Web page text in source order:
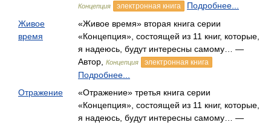
Концепция электронная книга
Подробнее...
Живое
время
«Живое время» вторая книга серии
«Концепция», состоящей из 11 книг, которые,
я надеюсь, будут интересны самому… —
Автор,
Концепция электронная книга
Подробнее...
Отражение
«Отражение» третья книга серии
«Концепция», состоящей из 11 книг, которые,
я надеюсь, будут интересны самому… —